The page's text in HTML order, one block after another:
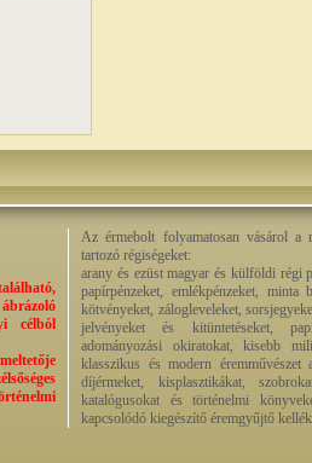
célból
Az érmebolt folyamatosan vásárol a
tartozó régiségeket:
arany és ezüst magyar és külföldi régi
papírpénzeket, emlékpénzeket, minta
kötvényeket, zálogleveleket,
jelvényeket és kitüntetéseket,
adományozási okiratokat, kisebb
klasszikus és modern éremművészet
díjérmeket, kisplasztikákat,
katalógusokat és történelmi
kapcsolódó kiegészítő éremgyűjtő